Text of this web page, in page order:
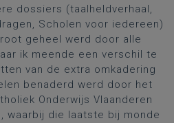
dossiers (taalheldverhaal,
Scholen voor iedereen)
geheel werd door alle
ik meende een verschil te
van de extra omkadering
benaderd werd door het
Onderwijs Vlaanderen
waarbij die laatste bij monde